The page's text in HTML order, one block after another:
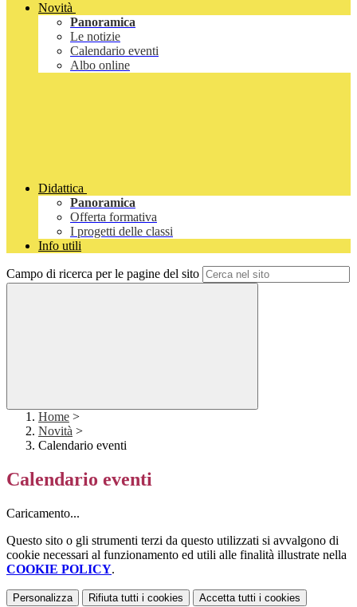
Novità
Panoramica
Le notizie
Calendario eventi
Albo online
Didattica
Panoramica
Offerta formativa
I progetti delle classi
Info utili
Campo di ricerca per le pagine del sito
Home >
Novità >
Calendario eventi
Calendario eventi
Caricamento...
Questo sito o gli strumenti terzi da questo utilizzati si avvalgono di
cookie necessari al funzionamento ed utili alle finalità illustrate nella
COOKIE POLICY.
Personalizza Rifiuta tutti i cookies Accetta tutti i cookies